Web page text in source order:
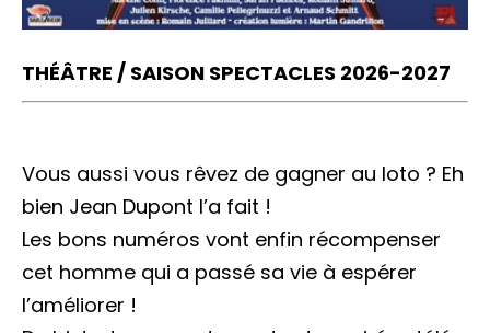
THÉÂTRE / SAISON SPECTACLES 2026-2027
Vous aussi vous rêvez de gagner au loto ? Eh
bien Jean Dupont l’a fait !
Les bons numéros vont enfin récompenser
cet homme qui a passé sa vie à espérer
l’améliorer !